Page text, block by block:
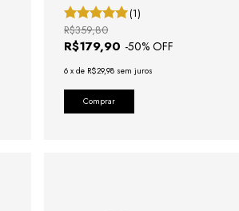
(1)
R$179,90 -50% OFF
R$359,80
6 xde R$29,98 sem juros
Comprar